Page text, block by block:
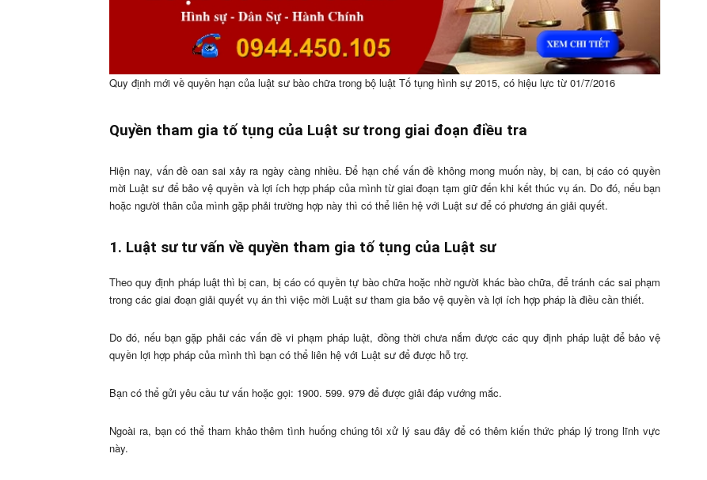
Quy định mới về quyền hạn của luật sư bào chữa trong bộ luật Tố tụng hình sự 2015, có hiệu lực từ 01/7/2016
Quyền tham gia tố tụng của Luật sư trong giai đoạn điều tra
Hiện nay, vấn đề oan sai xảy ra ngày càng nhiều. Để hạn chế vấn đề không mong muốn này, bị can, bị cáo có quyền
mời Luật sư để bảo vệ quyền và lợi ích hợp pháp của mình từ giai đoạn tạm giữ đến khi kết thúc vụ án. Do đó, nếu bạn
hoặc người thân của mình gặp phải trường hợp này thì có thể liên hệ với Luật sư để có phương án giải quyết.
1. Luật sư tư vấn về quyền tham gia tố tụng của Luật sư
Theo quy định pháp luật thì bị can, bị cáo có quyền tự bào chữa hoặc nhờ người khác bào chữa, để tránh các sai phạm
trong các giai đoạn giải quyết vụ án thì việc mời Luật sư tham gia bảo vệ quyền và lợi ích hợp pháp là điều cần thiết.
Do đó, nếu bạn gặp phải các vấn đề vi phạm pháp luật, đồng thời chưa nắm được các quy định pháp luật để bảo vệ
quyền lợi hợp pháp của mình thì bạn có thể liên hệ với Luật sư để được hỗ trợ.
Bạn có thể gửi yêu cầu tư vấn hoặc gọi: 1900. 599. 979 để được giải đáp vướng mắc.
Ngoài ra, bạn có thể tham khảo thêm tình huống chúng tôi xử lý sau đây để có thêm kiến thức pháp lý trong lĩnh vực
này.